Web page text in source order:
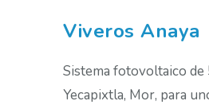
Viveros Anaya
Sistema fotovoltaico de
Yecapixtla, Mor, para